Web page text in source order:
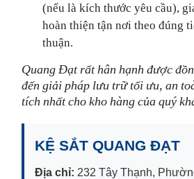
(nếu là kích thước yêu cầu),
hoàn thiện tận nơi theo đúng
thuận.
Quang Đạt rất hân hạnh được
đến giải pháp lưu trữ tối ưu, an
tích nhất cho kho hàng của quý
KỆ SẮT QUANG ĐẠT
Địa chỉ: 232 Tây Thạnh,